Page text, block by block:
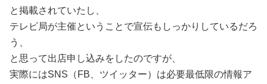
と掲載されていたし、
テレビ局が主催ということで宣伝もしっかりしているだろ
う、
と思って出店申し込みをしたのですが、
実際にはSNS（FB、ツイッター）は必要最低限の情報ア